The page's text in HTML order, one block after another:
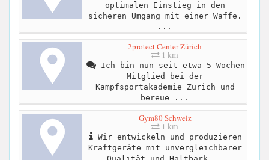
optimalen Einstieg in den
sicheren Umgang mit einer Waffe.
...
2protect Center Zürich
1 km
Ich bin nun seit etwa 5 Wochen
Mitglied bei der
Kampfsportakademie Zürich und
bereue ...
Gym80 Schweiz
1 km
Wir entwickeln und produzieren
Kraftgeräte mit unvergleichbarer